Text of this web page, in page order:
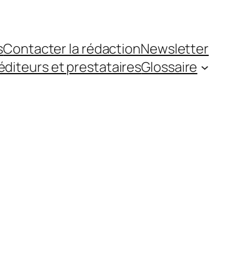
Contacter la rédactionNewsletter
et prestatairesGlossaire